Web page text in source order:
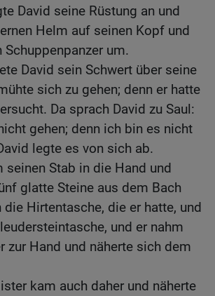
David seine Rüstung an und
Helm auf seinen Kopf und
um.
David sein Schwert über seine
sich zu gehen; denn er hatte
Da sprach David zu Saul:
gehen; denn ich bin es nicht
legte es von sich ab.
seinen Stab in die Hand und
glatte Steine aus dem Bach
Hirtentasche, die er hatte, und
und er nahm
zur Hand und näherte sich dem
kam auch daher und näherte